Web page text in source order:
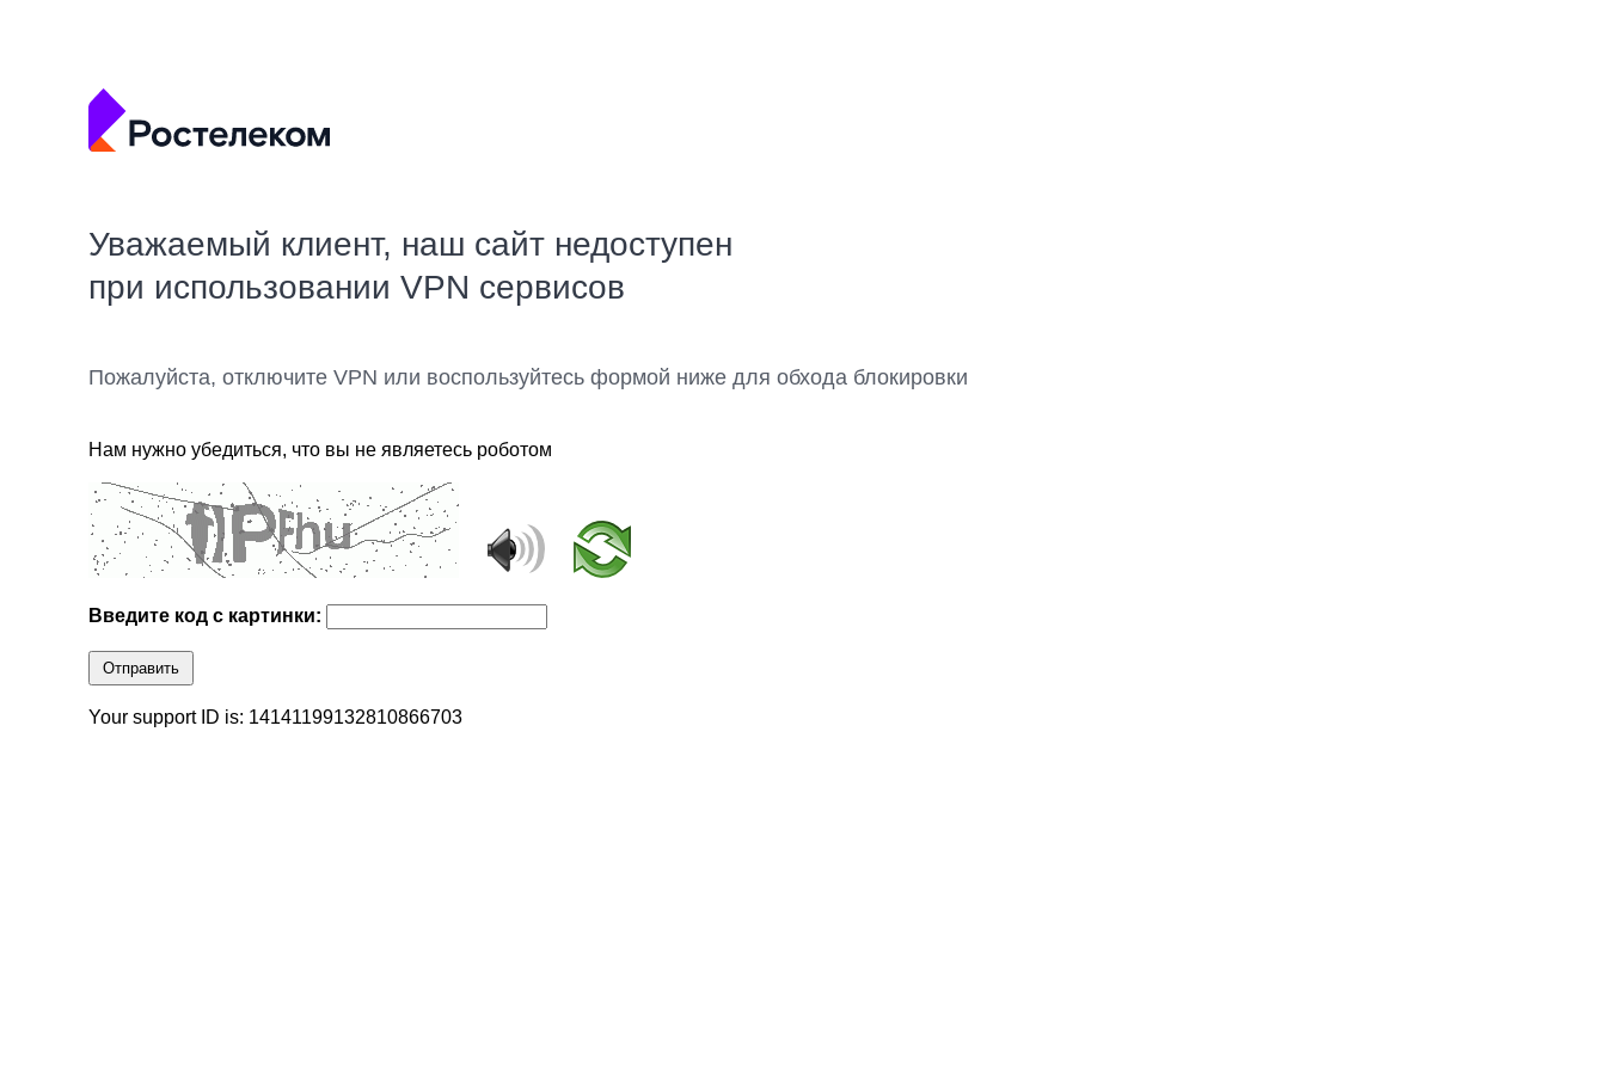
Уважаемый клиент, наш сайт недоступен
при использовании VPN сервисов
Пожалуйста, отключите VPN или воспользуйтесь формой ниже для обхода блокировки
Нам нужно убедиться, что вы не являетесь роботом
Введите код с картинки:
Отправить
Your support ID is: 14141199132810866703